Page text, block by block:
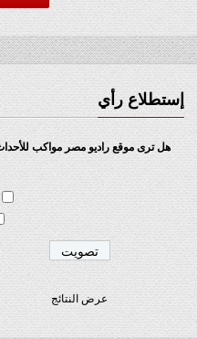
إستطلاع رأي
هل ترى موقع راديو مصر مواكب
عرض النتائج